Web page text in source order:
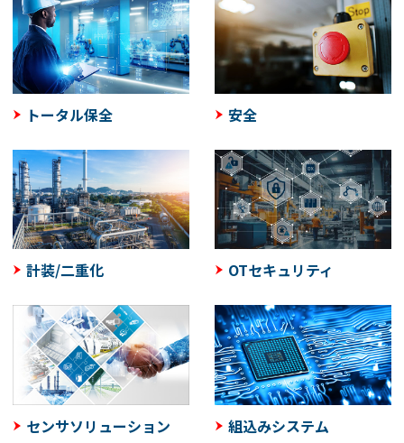
トータル保全 安全
計装/二重化 OTセキュリティ
センサソリューション 組込みシステム